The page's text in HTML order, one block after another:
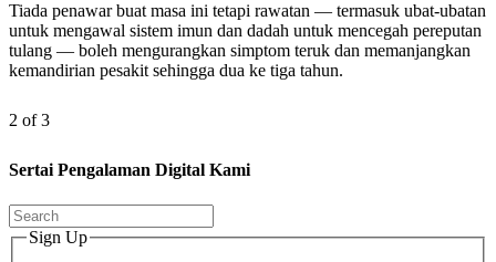
Tiada penawar buat masa ini tetapi rawatan — termasuk ubat-ubatan
untuk mengawal sistem imun dan dadah untuk mencegah pereputan
tulang — boleh mengurangkan simptom teruk dan memanjangkan
kemandirian pesakit sehingga dua ke tiga tahun.
2 of 3
Sertai Pengalaman Digital Kami
Sign Up